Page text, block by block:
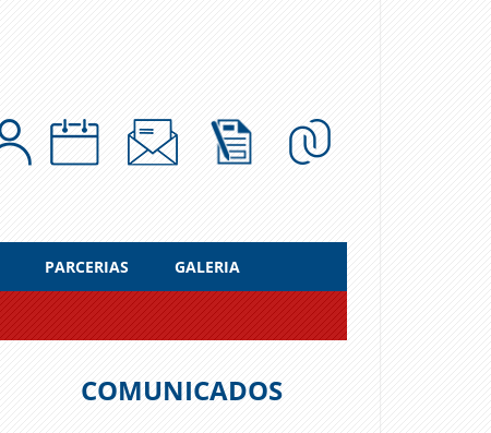
PARCERIAS GALERIA
COMUNICADOS